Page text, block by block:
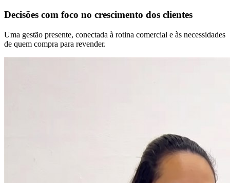
Decisões com foco no crescimento dos clientes
Uma gestão presente, conectada à rotina comercial e às necessidades
de quem compra para revender.